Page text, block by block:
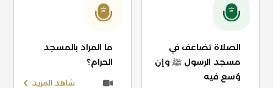
الصلاة تضاعف في
مسجد الرسول ﷺ وإن
وُسع فيه
ما المراد بالمسجد
الحرام؟
شاهد المزيد